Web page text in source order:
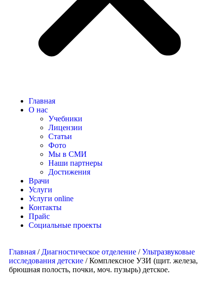
Главная
О нас
Учебники
Лицензии
Статьи
Фото
Мы в СМИ
Наши партнеры
Достижения
Врачи
Услуги
Услуги online
Контакты
Прайс
Социальные проекты
Главная / Диагностическое отделение /Ультразвуковые
исследования детские / Комплексное УЗИ (щит. железа,
брюшная полость, почки, моч. пузырь) детское.